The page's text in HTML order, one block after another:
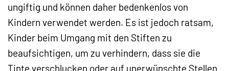
ungiftig und können daher bedenkenlos von
Kindern verwendet werden. Es ist jedoch ratsam,
Kinder beim Umgang mit den Stiften zu
beaufsichtigen, um zu verhindern, dass sie die
Tinte verschlucken oder auf unerwünschte Stellen